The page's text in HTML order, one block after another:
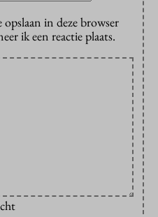
in deze browser
ik een reactie plaats.